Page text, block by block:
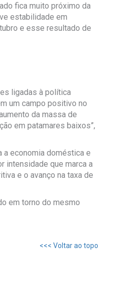
fica muito próximo da
estabilidade em
e esse resultado de
ligadas à política
um campo positivo no
da massa de
em patamares baixos”,
a economia doméstica e
intensidade que marca a
e o avanço na taxa de
em torno do mesmo
<<< Voltar ao topo